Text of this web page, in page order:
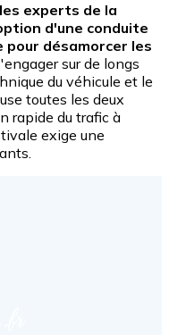
les experts de la
d'une conduite
pour désamorcer les
sur de longs
du véhicule et le
toutes les deux
rapide du trafic à
exige une